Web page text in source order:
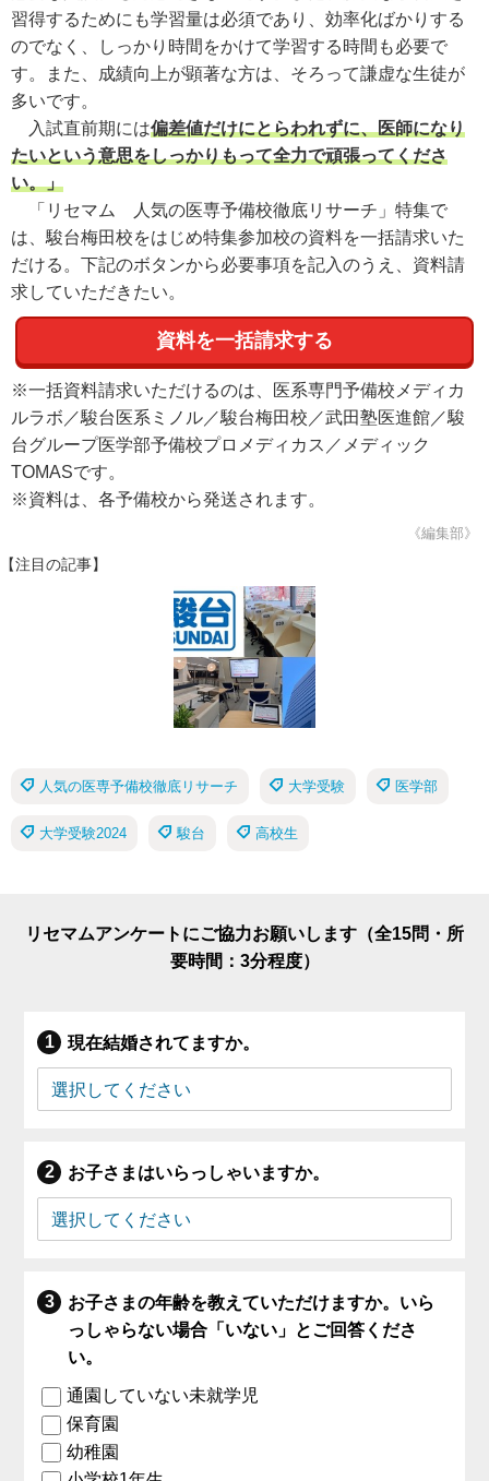
習得するためにも学習量は必須であり、効率化ばかりする
のでなく、しっかり時間をかけて学習する時間も必要で
す。また、成績向上が顕著な方は、そろって謙虚な生徒が
多いです。
入試直前期には偏差値だけにとらわれずに、医師になり
たいという意思をしっかりもって全力で頑張ってくださ
い。」
「リセマム 人気の医専予備校徹底リサーチ」特集で
は、駿台梅田校をはじめ特集参加校の資料を一括請求いた
だける。下記のボタンから必要事項を記入のうえ、資料請
求していただきたい。
資料を一括請求する
※一括資料請求いただけるのは、医系専門予備校メディカ
ルラボ／駿台医系ミノル／駿台梅田校／武田塾医進館／駿
台グループ医学部予備校プロメディカス／メディック
TOMASです。
※資料は、各予備校から発送されます。
《編集部》
【注目の記事】
人気の医専予備校徹底リサーチ 大学受験 医学部
大学受験2024 駿台 高校生
リセマムアンケートにご協力お願いします（全15問・所
要時間：3分程度）
現在結婚されてますか。
お子さまはいらっしゃいますか。
お子さまの年齢を教えていただけますか。いら
っしゃらない場合「いない」とご回答くださ
い。
通園していない未就学児
保育園
幼稚園